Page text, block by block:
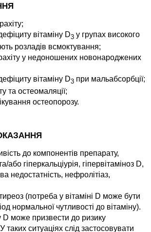
вітаміну D3 у групах високого
розладів всмоктування;
у недоношених новонароджених
вітаміну D3 при мальабсорбції;
та остеомаляції;
остеопорозу.
до компонентів препарату,
або гіперкальціурія, гіпервітаміноз D,
недостатність, нефролітіаз,
(потреба у вітаміні D може бути
нормальної чутливості до вітаміну).
D може призвести до ризику
таких ситуаціях слід застосовувати